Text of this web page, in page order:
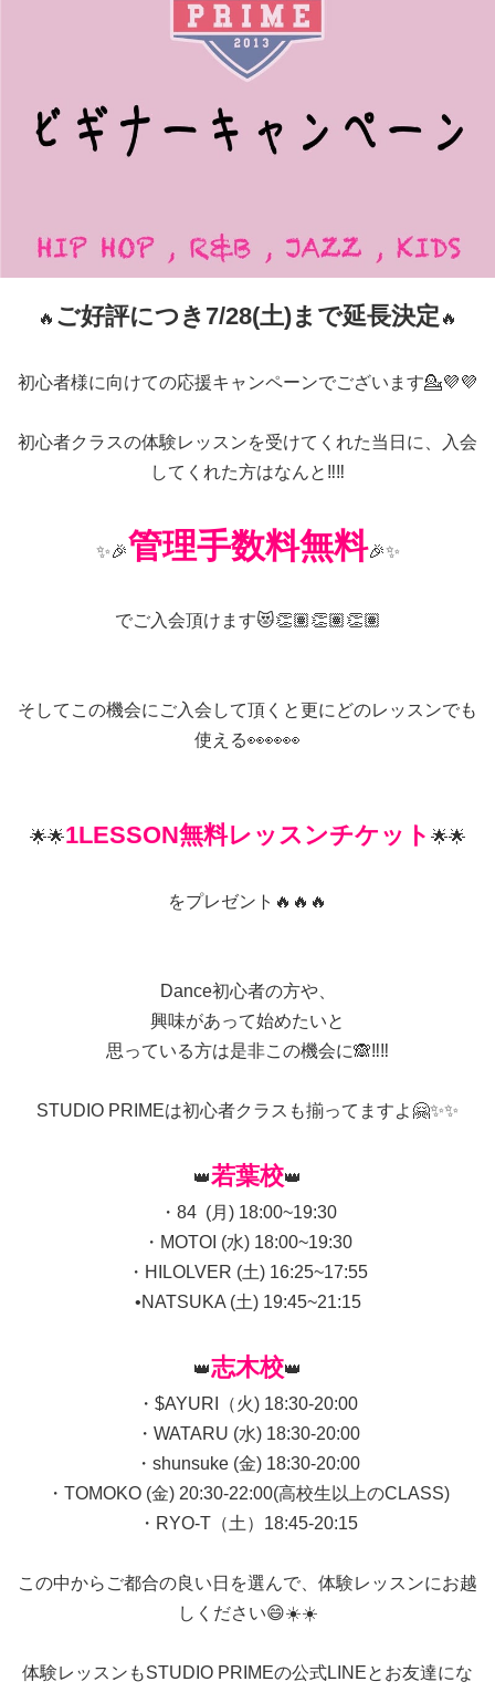
🔥 ご好評につき7/28(土)まで延長決定 🔥
初心者様に向けての応援キャンペーンでございます💁💜💜
初心者クラスの体験レッスンを受けてくれた当日に、入会
してくれた方はなんと‼️‼️
✨🎉管理手数料無料🎉✨
でご入会頂けます😻👏🏽👏🏽👏🏽
そしてこの機会にご入会して頂くと更にどのレッスンでも
使える👀👀👀
🌟🌟1LESSON無料レッスンチケット 🌟🌟
をプレゼント🔥🔥🔥
Dance初心者の方や、
興味があって始めたいと
思っている方は是非この機会に🙈‼️‼️
STUDIO PRIMEは初心者クラスも揃ってますよ🤗✨✨
👑若葉校👑
・84 (月) 18:00~19:30
・MOTOI (水) 18:00~19:30
・HILOLVER (土) 16:25~17:55
•NATSUKA (土) 19:45~21:15
👑志木校👑
・$AYURI（火) 18:30-20:00
・WATARU (水) 18:30-20:00
・shunsuke (金) 18:30-20:00
・TOMOKO (金) 20:30-22:00(高校生以上のCLASS)
・RYO-T（土）18:45-20:15
この中からご都合の良い日を選んで、体験レッスンにお越
しください😄☀️☀️
体験レッスンもSTUDIO PRIMEの公式LINEとお友達にな